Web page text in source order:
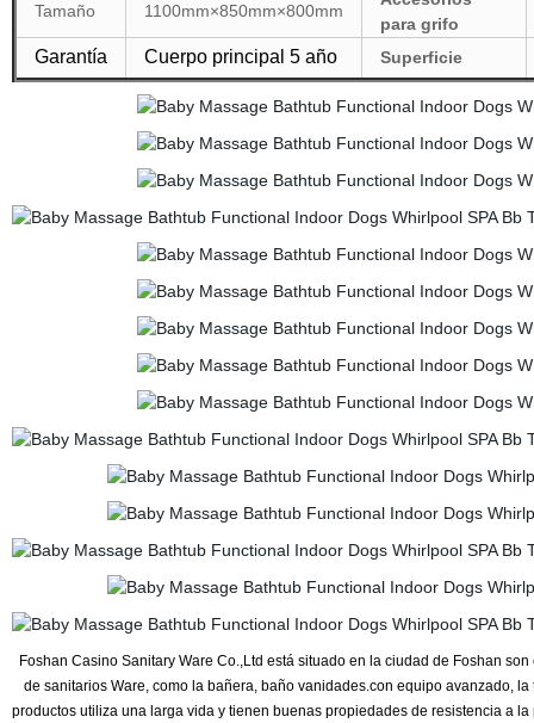
Tamaño 1100mm×850mm×800mm
para grifo
Garantía Cuerpo principal 5 año Superficie
Foshan Casino Sanitary Ware Co.,Ltd está situado en la ciudad de Foshan
de sanitarios Ware, como la bañera, baño vanidades.con equipo avanzado,
productos utiliza una larga vida y tienen buenas propiedades de resistencia a